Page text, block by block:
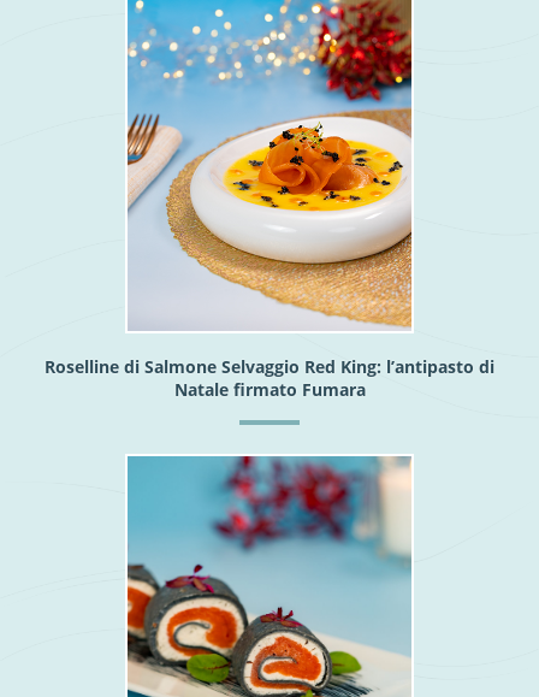
Roselline di Salmone Selvaggio Red King: l’antipasto di
Natale firmato Fumara